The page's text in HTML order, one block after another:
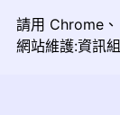
請用 Chrome 、
網站維護:資訊組